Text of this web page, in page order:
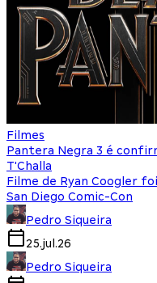
Filmes
Pantera Negra 3 é
T'Challa
Filme de Ryan Coogler
San Diego Comic-Con
Pedro Siqueira
25.jul.26
Pedro Siqueira